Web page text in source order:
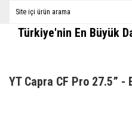
Türkiye'nin En Büyük
YT Capra CF Pro 27.5” -